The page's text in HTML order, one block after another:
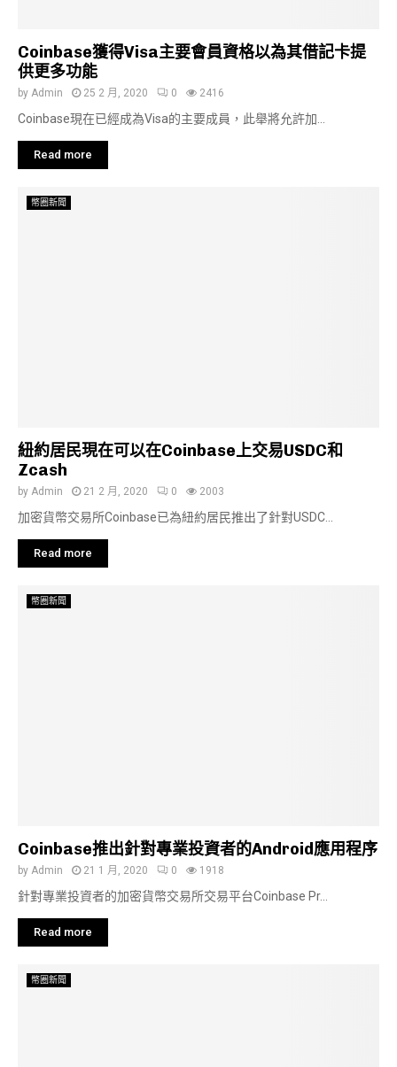
Coinbase獲得Visa主要會員資格以為其借記卡提
供更多功能
by Admin 25 2 月, 2020 0 2416
Coinbase現在已經成為Visa的主要成員，此舉將允許加...
Read more
幣圈新聞
紐約居民現在可以在Coinbase上交易USDC和
Zcash
by Admin 21 2 月, 2020 0 2003
加密貨幣交易所Coinbase已為紐約居民推出了針對USDC...
Read more
幣圈新聞
Coinbase推出針對專業投資者的Android應用程序
by Admin 21 1 月, 2020 0 1918
針對專業投資者的加密貨幣交易所交易平台Coinbase Pr...
Read more
幣圈新聞